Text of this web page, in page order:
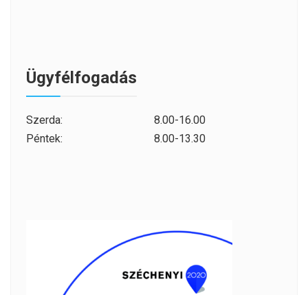
Ügyfélfogadás
Szerda:
8.00-16.00
Péntek:
8.00-13.30